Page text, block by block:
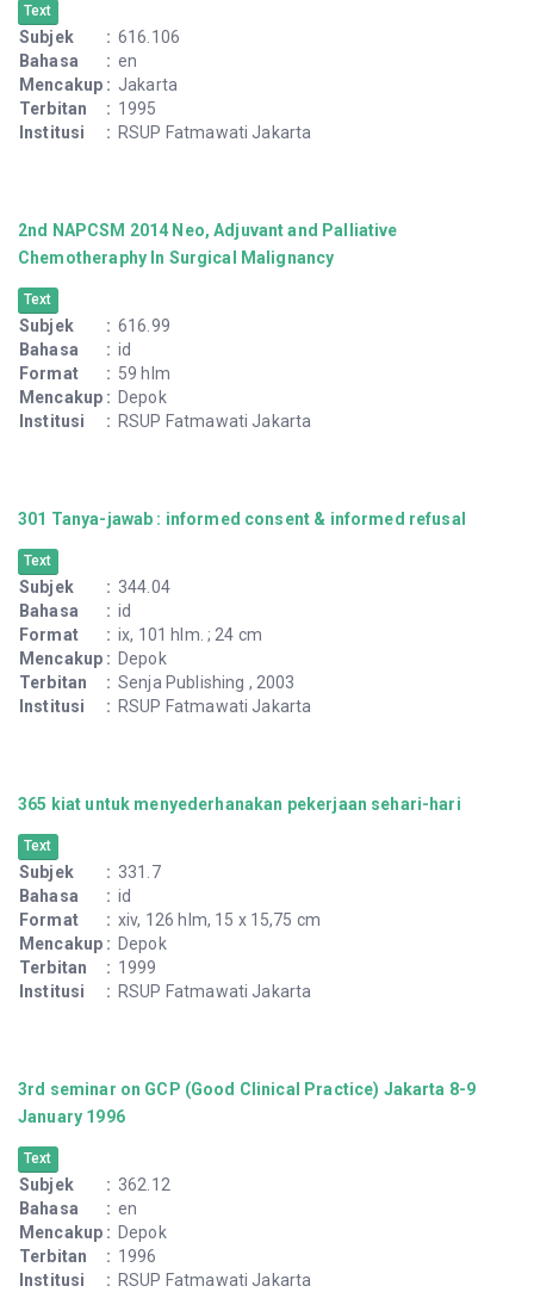
Text
Subjek : 616.106
Bahasa
: en
Mencakup : Jakarta
Terbitan
: 1995
Institusi
: RSUP Fatmawati Jakarta
2nd NAPCSM 2014 Neo, Adjuvant and Palliative
Chemotheraphy In Surgical Malignancy
Text
Subjek : 616.99
Bahasa
: id
Format
: 59 hlm
Mencakup : Depok
Institusi
: RSUP Fatmawati Jakarta
301 Tanya-jawab : informed consent & informed refusal
Text
Subjek : 344.04
Bahasa
: id
Format
: ix, 101 hlm. ; 24 cm
Mencakup : Depok
Terbitan
: Senja Publishing , 2003
Institusi
: RSUP Fatmawati Jakarta
365 kiat untuk menyederhanakan pekerjaan sehari-hari
Text
Subjek : 331.7
Bahasa
: id
Format
: xiv, 126 hlm, 15 x 15,75 cm
Mencakup : Depok
Terbitan
: 1999
Institusi
: RSUP Fatmawati Jakarta
3rd seminar on GCP (Good Clinical Practice) Jakarta 8-9
January 1996
Text
Subjek : 362.12
Bahasa
: en
Mencakup : Depok
Terbitan
: 1996
Institusi
: RSUP Fatmawati Jakarta